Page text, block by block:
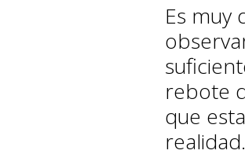
Es muy
rebote
que